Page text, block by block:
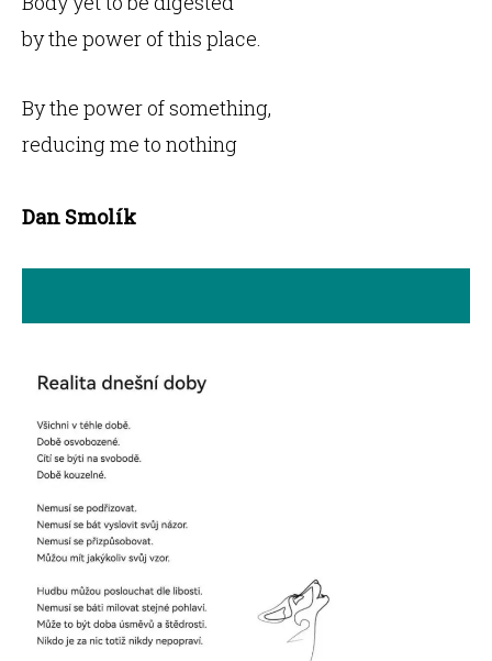
by the power of this place.
By the power of something,
reducing me to nothing
Dan Smolík